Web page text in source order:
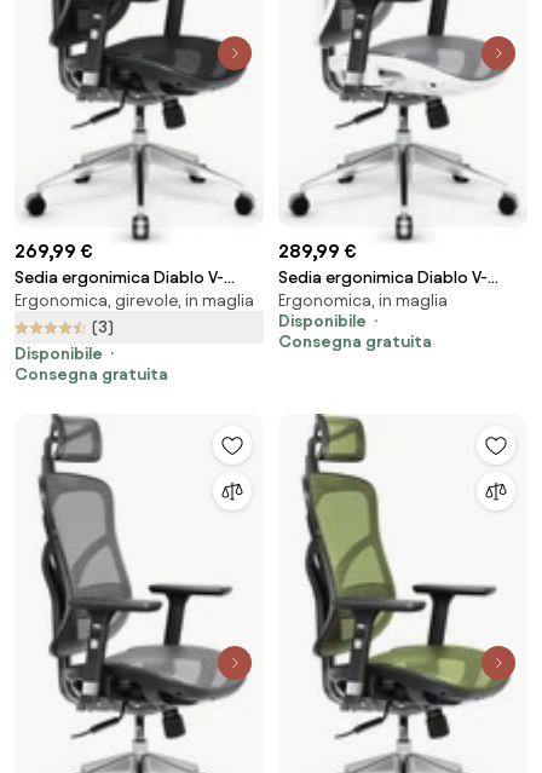
269,99 €
Sedia ergonimica Diablo V-
Basic: nero
Ergonomica, girevole, in maglia
(3)
Disponibile
Consegna gratuita
289,99 €
Sedia ergonimica Diablo V-
Basic: Bianco Grigio
Ergonomica, in maglia
Disponibile
Consegna gratuita